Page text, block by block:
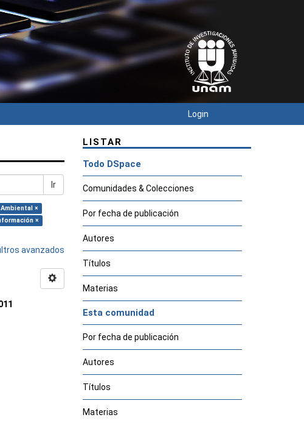
Login
Ir
×
×
avanzados
LISTAR
Todo DSpace
Comunidades & Colecciones
Por fecha de publicación
Autores
Títulos
Materias
Esta comunidad
Por fecha de publicación
Autores
Títulos
Materias